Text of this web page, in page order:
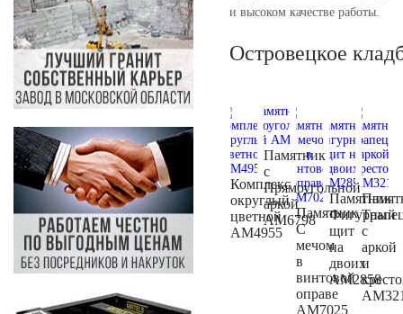
и высоком качестве работы.
Островецкое
Комплекс
округлый
цветной
AM4955
Памятник
с
Прямоугольной
аркой
AM6798Памятник
С
мечом
в
винтовой
оправе
AM7025
Памятник
Фигурный
щит
на
двоих
AM2858
с
аркой
и